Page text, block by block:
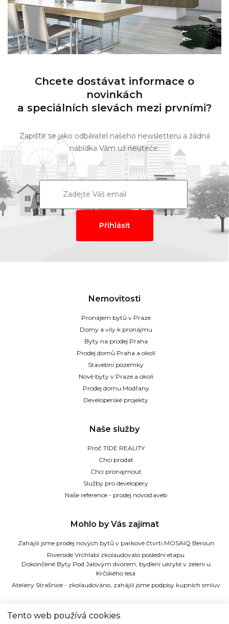
Chcete dostávat informace o
novinkách
a speciálních slevách mezi prvními?
Zapište se jako odběratel našeho newsletteru a žádná
nabídka Vám už neuteče.
Nemovitosti
Pronájem bytů v Praze
Domy a vily k pronájmu
Byty na prodej Praha
Prodej domů Praha a okolí
Stavební pozemky
Nové byty v Praze a okolí
Prodej domu Modřany
Developerské projekty
Naše služby
Proč TIDE REALITY
Chci prodat
Chci pronajmout
Služby pro developery
Naše reference - prodej novostaveb
Mohlo by Vás zajímat
Zahájili jsme prodej nových bytů v parkové čtvrti MOSAIQ Beroun
Riverside Vrchlabí zkolaudovalo poslední etapu
Dokončené Byty Pod Jalovým dvorem, bydlení ukryté v zeleni u
Krčského lesa
Ateliery Strašnice - zkolaudováno, zahájili jsme podpisy kupních smluv
TIDE REALITY s.r.o.
Tento web používá cookies